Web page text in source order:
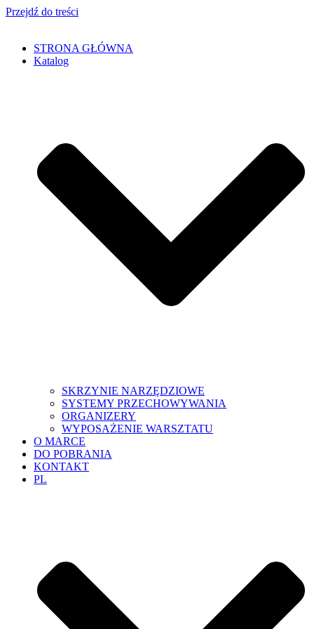
Przejdź do treści
STRONA GŁÓWNA
Katalog
SKRZYNIE NARZĘDZIOWE
SYSTEMY PRZECHOWYWANIA
ORGANIZERY
WYPOSAŻENIE WARSZTATU
O MARCE
DO POBRANIA
KONTAKT
PL